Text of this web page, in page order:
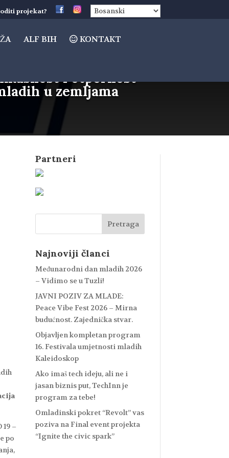
projekat?
ALF BIH KONTAKT
i otpornost
u zemljama
–
po
Partneri
Najnoviji članci
Međunarodni dan mladih 2026
– Vidimo se u Tuzli!
JAVNI POZIV ZA MLADE:
Peace Vibe Fest 2026 – Mirna
budućnost. Zajednička stvar.
Objavljen kompletan program
16. Festivala umjetnosti mladih
Kaleidoskop
Ako imaš tech ideju, ali ne i
jasan biznis put, TechInn je
program za tebe!
Omladinski pokret “Revolt” vas
poziva na Final event projekta
“Ignite the civic spark”